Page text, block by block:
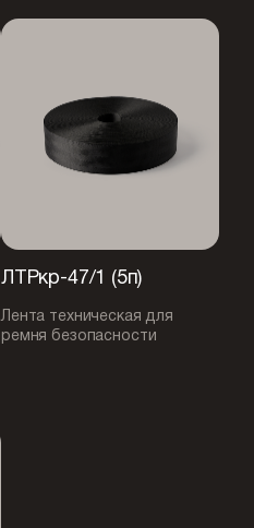
ЛТРкр-47/1 (5п)
Лента техническая для
ремня безопасности